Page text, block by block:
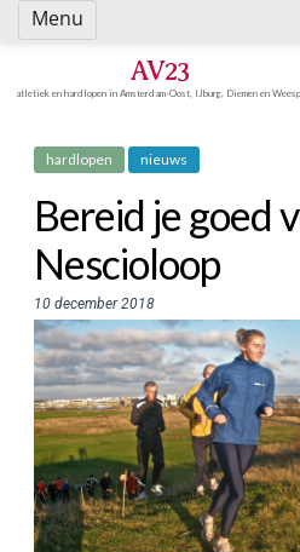
Spring
naar
AV23
atletiek en hardlopen in Amsterdam-Oost, IJburg, Diemen en Weesp
hardlopen nieuws
Bereid je goed
Nescioloop
10 december 2018
Menu